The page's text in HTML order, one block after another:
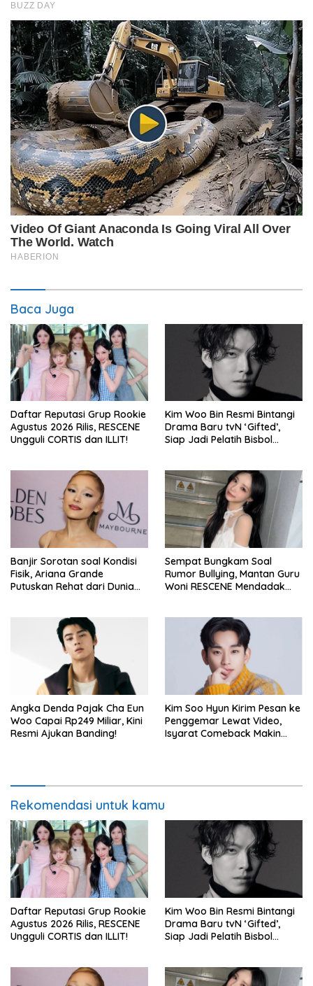
Baca Juga
Daftar Reputasi Grup Rookie
Agustus 2026 Rilis, RESCENE
Ungguli CORTIS dan ILLIT!
Kim Woo Bin Resmi Bintangi
Drama Baru tvN ‘Gifted’,
Siap Jadi Pelatih Bisbol
Banjir Sorotan soal Kondisi
Fisik, Ariana Grande
Putuskan Rehat dari Dunia
Sempat Bungkam Soal
Rumor Bullying, Mantan Guru
Woni RESCENE Mendadak
Angka Denda Pajak Cha Eun
Woo Capai Rp249 Miliar, Kini
Resmi Ajukan Banding!
Kim Soo Hyun Kirim Pesan ke
Penggemar Lewat Video,
Isyarat Comeback Makin
Rekomendasi untuk kamu
Daftar Reputasi Grup Rookie
Agustus 2026 Rilis, RESCENE
Ungguli CORTIS dan ILLIT!
Kim Woo Bin Resmi Bintangi
Drama Baru tvN ‘Gifted’,
Siap Jadi Pelatih Bisbol